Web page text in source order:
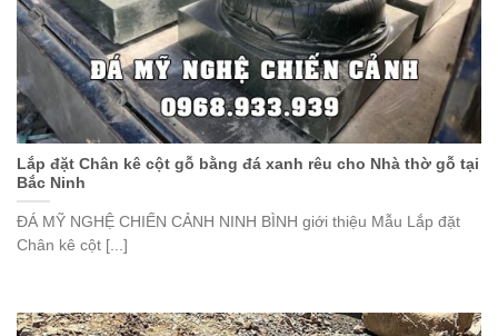
Lắp đặt Chân kê cột gỗ bằng đá xanh rêu cho Nhà thờ gỗ tại
Bắc Ninh
ĐÁ MỸ NGHỆ CHIẾN CẢNH NINH BÌNH giới thiệu Mẫu Lắp đặt
Chân kê cột [...]